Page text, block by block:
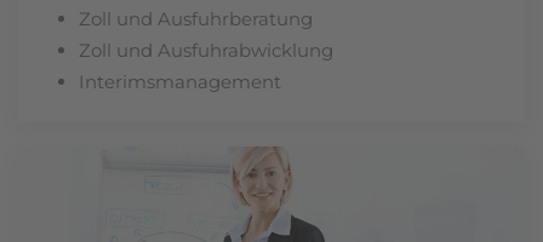
Zoll und Ausfuhrberatung
Zoll und Ausfuhrabwicklung
Interimsmanagement